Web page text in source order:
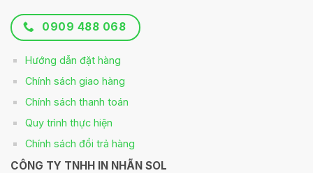
0909 488 068
Hướng dẫn đặt hàng
Chính sách giao hàng
Chính sách thanh toán
Quy trình thực hiện
Chính sách đổi trả hàng
CÔNG TY TNHH IN NHÃN SOL